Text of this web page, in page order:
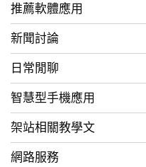
推薦軟體應用
新聞討論
日常閒聊
智慧型手機應用
架站相關教學文
網路服務